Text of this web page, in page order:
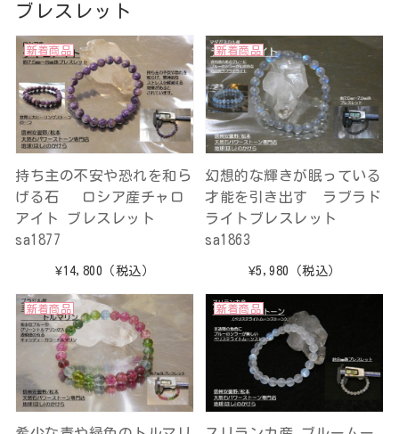
ブレスレット
新着商品
持ち主の不安や恐れを和ら
げる石 ロシア産チャロ
アイト ブレスレット
sa1877
¥14,800 （税込）
新着商品
幻想的な輝きが眠っている
才能を引き出す ラブラド
ライトブレスレット
sa1863
¥5,980 （税込）
新着商品 新着商品